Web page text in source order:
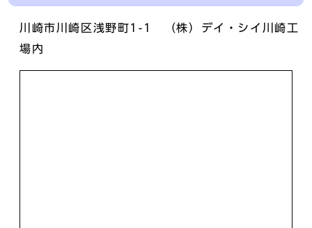
川崎市川崎区浅野町1-1 （株）デイ・シイ川崎工
場内